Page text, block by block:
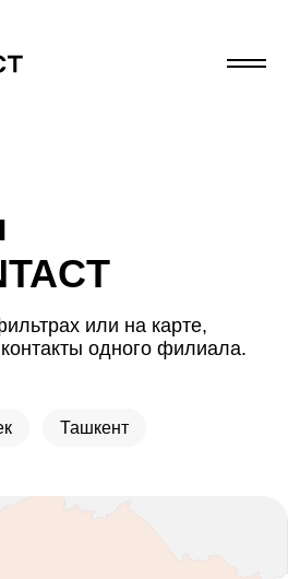
или на карте,
одного филиала.
Ташкент